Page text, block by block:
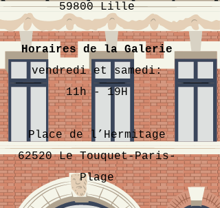
59800 Lille
Horaires de la Galerie
vendredi et samedi:
11h - 19H
Place de l’Hermitage
62520Le Touquet-Paris-
Plage